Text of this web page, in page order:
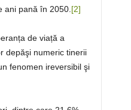
ani pană în 2050. [2]
de viață a
depăşi numeric tinerii
fenomen ireversibil şi